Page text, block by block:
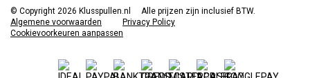
© Copyright 2026 Klusspullen.nl
Alle prijzen zijn inclusief BTW.
Algemene voorwaarden
Privacy Policy
Cookievoorkeuren aanpassen